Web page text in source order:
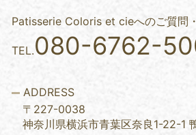
Patisserie Coloris et cieへのご質問
TEL.080-6762-
ADDRESS
〒227-0038
神奈川県横浜市青葉区奈良1-22-1